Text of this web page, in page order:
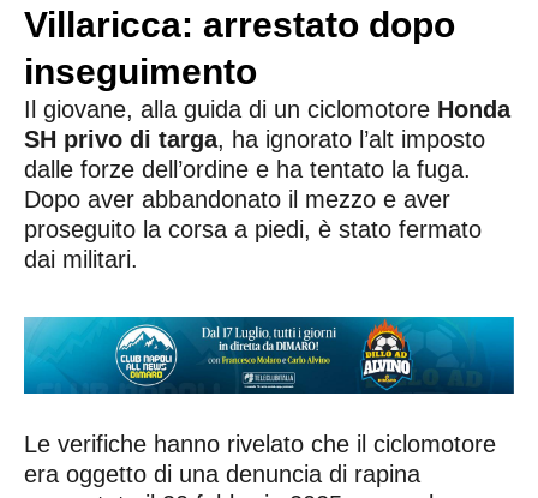
Villaricca: arrestato dopo
inseguimento
Il giovane, alla guida di un ciclomotore Honda
SH privo di targa, ha ignorato l’alt imposto
dalle forze dell’ordine e ha tentato la fuga.
Dopo aver abbandonato il mezzo e aver
proseguito la corsa a piedi, è stato fermato
dai militari.
Le verifiche hanno rivelato che il ciclomotore
era oggetto di una denuncia di rapina